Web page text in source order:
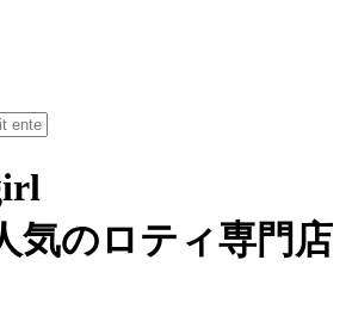
気のロティ専門店